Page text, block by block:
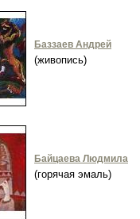
Баззаев Андрей
(живопись)
Байцаева Людмила
(горячая эмаль)